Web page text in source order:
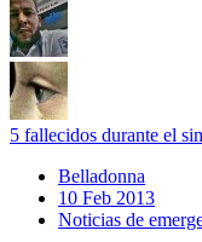
5 fallecidos durante el
Belladonna
10 Feb 2013
Noticias de